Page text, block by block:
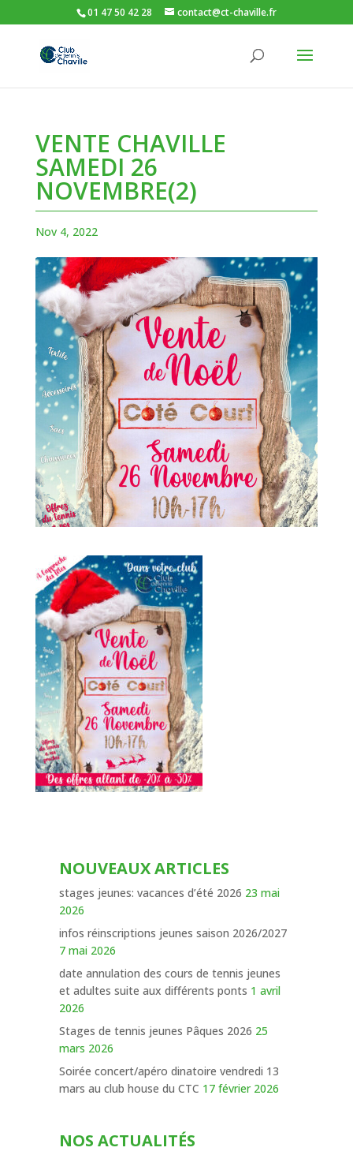
01 47 50 42 28 contact@ct-chaville.fr
VENTE CHAVILLE
SAMEDI 26
NOVEMBRE(2)
Nov 4, 2022
NOUVEAUX ARTICLES
stages jeunes: vacances d’été 2026 23 mai
2026
infos réinscriptions jeunes saison 2026/2027
7 mai 2026
date annulation des cours de tennis jeunes
et adultes suite aux différents ponts 1 avril
2026
Stages de tennis jeunes Pâques 2026 25
mars 2026
Soirée concert/apéro dinatoire vendredi 13
mars au club house du CTC 17 février 2026
NOS ACTUALITÉS